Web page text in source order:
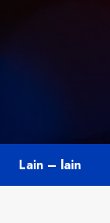
Lain – lain